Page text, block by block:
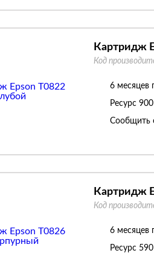
Картридж
Код
6 месяцев
Ресурс
Сообщить
Картридж
Код
6 месяцев
Ресурс